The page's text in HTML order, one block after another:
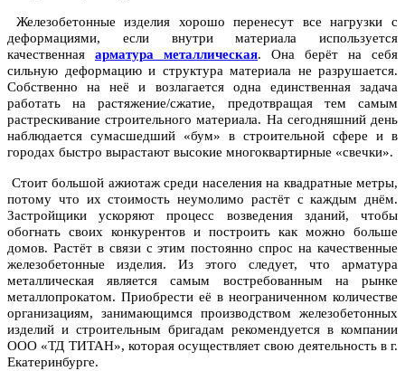
Железобетонные изделия хорошо перенесут все нагрузки с
деформациями, если внутри материала используется
качественная арматура металлическая. Она берёт на себя
сильную деформацию и структура материала не разрушается.
Собственно на неё и возлагается одна единственная задача
работать на растяжение/сжатие, предотвращая тем самым
растрескивание строительного материала. На сегодняшний день
наблюдается сумасшедший «бум» в строительной сфере и в
городах быстро вырастают высокие многоквартирные «свечки».
Стоит большой ажиотаж среди населения на квадратные метры,
потому что их стоимость неумолимо растёт с каждым днём.
Застройщики ускоряют процесс возведения зданий, чтобы
обогнать своих конкурентов и построить как можно больше
домов. Растёт в связи с этим постоянно спрос на качественные
железобетонные изделия. Из этого следует, что арматура
металлическая является самым востребованным на рынке
металлопрокатом. Приобрести её в неограниченном количестве
организациям, занимающимся производством железобетонных
изделий и строительным бригадам рекомендуется в компании
ООО «ТД ТИТАН», которая осуществляет свою деятельность в г.
Екатеринбурге.